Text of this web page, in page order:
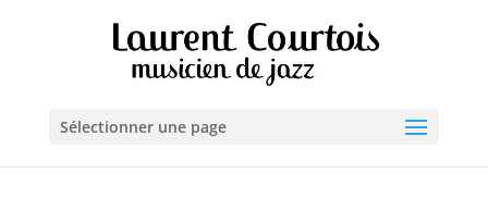
Sélectionner une page